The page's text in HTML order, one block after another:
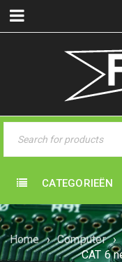
CATEGORIEËN
Home › Computer ›
CAT 6